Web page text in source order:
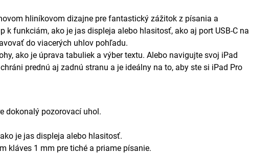
hliníkovom dizajne pre fantastický zážitok z písania a
funkciám, ako je jas displeja alebo hlasitosť, ako aj port USB-C na
do viacerých uhlov pohľadu.
ako je úprava tabuliek a výber textu. Alebo navigujte svoj iPad
prednú aj zadnú stranu a je ideálny na to, aby ste si iPad Pro
dokonalý pozorovací uhol.
je jas displeja alebo hlasitosť.
kláves 1 mm pre tiché a priame písanie.